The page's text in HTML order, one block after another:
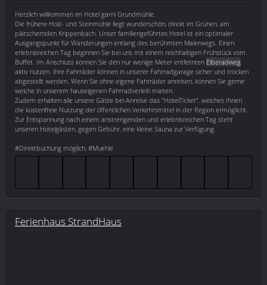
Herzlich willkommen im Hotel garni Grundmühle.
Die frühere Holz- und Steinmühle liegt wunderschön, direkt im Grünen, am
plätschernden Krippenbach. Unser familiengeführtes Hotel ist ein optimaler
Ausgangspunkt für Wanderungen entlang des berühmten Malerwegs. Einen
erlebnisreichen Tag beginnen Sie bei uns mit einem reichhaltigen Frühstück vom
Buffet. Im Anschluss können Sie den nur wenige Meter entfernten Elberadweg
aktiv nutzen. Ihre Fahrräder können in unserer Fahrradgarage sicher und trocken
abgestellt werden. Wenn Sie ohne eigene Fahrräder anreisen, können Sie gerne
welche in unserem hauseigenen Fahrradverleih mieten.
Zudem erhalten alle unsere Gäste bei Anreise das "HotelTicket", welches Ihnen
die kostenfreie Nutzung der öffentlichen Verkehrsmittel in der Region ermöglicht.
Zur Entspannung nach einem anstrengenden und erlebnisreichen Tag steht
unseren Hotelgästen, gegen Gebühr, eine kleine Sauna zur Verfügung.
#Direktbuchung möglich, #Muehle
Ferienhaus StrandHaus